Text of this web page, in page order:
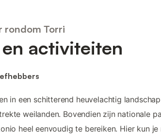
rondom Torri
activiteiten
in een schitterend heuvelachtig
weilanden. Bovendien zijn nationale
heel eenvoudig te bereiken. Hier kun je